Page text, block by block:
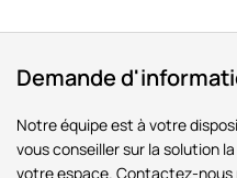
Demande
Notre équipe est à votre
vous conseiller sur la solution
votre espace. Contactez-nous